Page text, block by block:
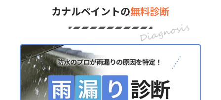
カナルペイントの無料診断